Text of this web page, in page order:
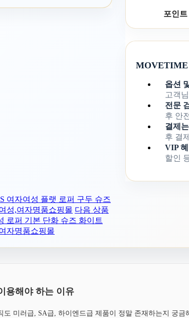
포인트
MOVETIME
옵션
고객
전문
후 안
결제
후 결
VIP
할인
여자여성 플랫 로퍼 구두 슈즈
성,여자명품쇼핑몰 다음 상품
로퍼 기본 단화 슈즈 화이트
자명품쇼핑몰
용해야 하는 이유
미러급, SA급, 하이엔드급 제품이 정말 존재하는지 궁금